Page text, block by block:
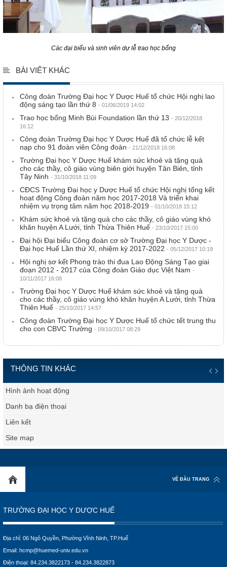
Các đại biểu và sinh viên dự lễ trao học bổng
BÀI VIẾT KHÁC
Công đoàn Trường Đại học Y Dược Huế tổ chức Hội nghị lao
động sáng tạo lần thứ 8 - 01/06/2019 14:02
Trao học bổng Minh Bùi Foundation lần thứ 13 - 20/12/2018
16:12
Công đoàn Trường Đại học Y Dược Huế đã tổ chức lễ kết
nạp cho 91 đoàn viên Công đoàn - 21/12/2018 16:08
Trường Đại học Y Dược Huế khám sức khoẻ và tặng quà
cho các thầy, cô giáo vùng biên giới huyện Tân Biên, tỉnh
Tây Ninh - 31/10/2018 11:09
CĐCS Trường Đại học y Dược Huế tổ chức Hội nghị tổng kết
hoạt động Công đoàn năm học 2017-2018 Và triển khai
nhiệm vụ trọng tâm năm học 2018-2019 - 01/10/2018 15:12
Khám sức khoẻ và tặng quà cho các thầy, cô giáo vùng khó
khăn huyện A Lưới, tỉnh Thừa Thiên Huế - 23/10/2017 15:00
Đại hội Đại biểu Công đoàn cơ sở Trường Đại học Y Dược -
Đại học Huế Lần thứ XI, nhiệm kỳ 2017-2022 - 05/12/2017 10:19
Hội nghị sơ kết Phong trào thi đua Lao Động Sáng Tạo giai
đoạn 2012 - 2017 của Công đoàn Giáo dục Việt Nam -
10/11/2017 16:08
Trường Đại học Y Dược Huế khám sức khoẻ và tặng quà
cho các thầy, cô giáo vùng khó khăn huyện A Lưới, tỉnh Thừa
Thiên Huế - 25/10/2017 14:57
Công đoàn Trường Đại học Y Dược Huế tổ chức tết trung thu
cho con CBVC Trường - 09/10/2017 08:29
THÔNG TIN KHÁC
Hình ảnh hoạt động
Danh bạ điện thoại
Liên kết
Site map
VỀ ĐẦU TRANG
TRƯỜNG ĐẠI HỌC Y DƯỢC HUẾ
Địa chỉ: 06 Ngô Quyền, Phường Vĩnh Ninh, TP.Huế
Email: hcmp@huemed-univ.edu.vn
Điện thoại: 84.234.3822173 - 84.234.3822873